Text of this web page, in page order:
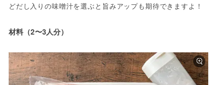
どだし入りの味噌汁を選ぶと旨みアップも期待できますよ！
材料（2〜3人分）